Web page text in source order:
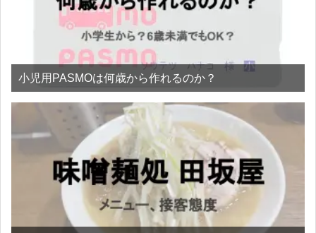
小児用PASMOは何歳から作れるのか？